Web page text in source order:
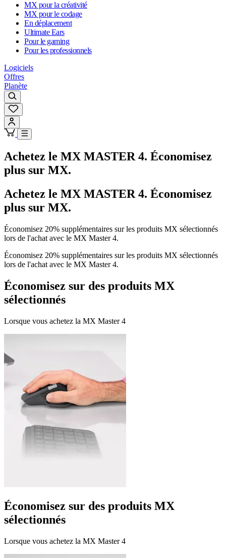
MX pour la créativité
MX pour le codage
En déplacement
Ultimate Ears
Pour le gaming
Pour les professionnels
Logiciels
Offres
Planète
Achetez le MX MASTER 4. Économisez
plus sur MX.
Achetez le MX MASTER 4. Économisez
plus sur MX.
Économisez 20% supplémentaires sur les produits MX sélectionnés
lors de l'achat avec le MX Master 4.
Économisez 20% supplémentaires sur les produits MX sélectionnés
lors de l'achat avec le MX Master 4.
Économisez sur des produits MX
sélectionnés
Lorsque vous achetez la MX Master 4
Économisez sur des produits MX
sélectionnés
Lorsque vous achetez la MX Master 4